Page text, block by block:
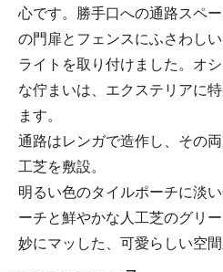
心です。勝手口への通路スペ
の門扉とフェンスにふさわし
ライトを取り付けました。オ
な佇まいは、エクステリアに
ます。
通路はレンガで造作し、その
工芝を敷設。
明るい色のタイルポーチに淡
ーチと鮮やかな人工芝のグリ
妙にマッした、可愛らしい空